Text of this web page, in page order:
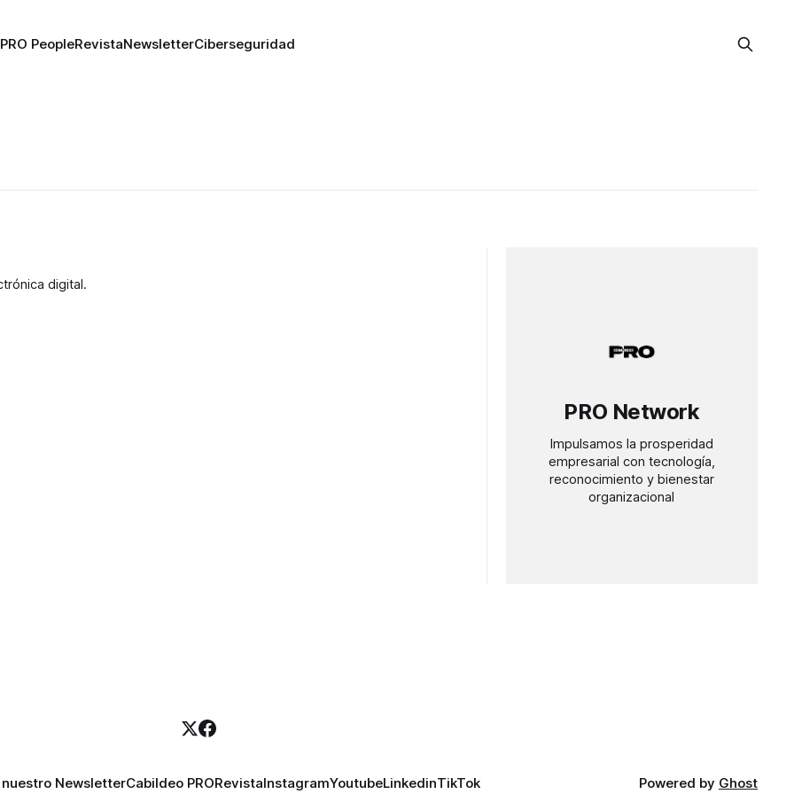
PRO PeopleRevistaNewsletterCiberseguridad
digital.
PRO Network
Impulsamos la prosperidad
empresarial con tecnología,
reconocimiento y bienestar
organizacional
NewsletterCabildeo PRORevistaInstagramYoutubeLinkedinTikTok Powered by Ghost